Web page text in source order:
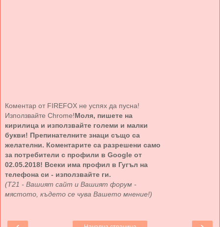
Коментар от FIREFOX не успях да пусна!
Използвайте Chrome!Моля, пишете на
кирилица и използвайте големи и малки
букви! Препинателните знаци също са
желателни. Коментарите са разрешени само
за потребители с профили в Google от
02.05.2018! Всеки има профил в Гугъл на
телефона си - използвайте ги.
(Т21 - Вашият сайт и Вашият форум -
мястото, където се чува Вашето мнение!)